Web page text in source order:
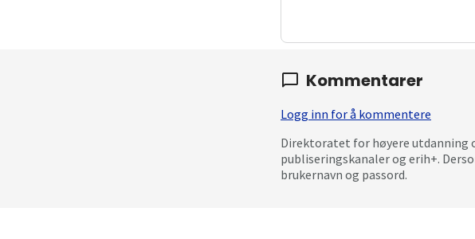
Kommentarer
Logg inn for å kommentere
Direktoratet for høyere utdanning
publiseringskanaler og erih+.
brukernavn og passord.